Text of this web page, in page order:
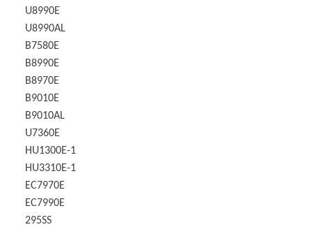
U8990E
U8990AL
B7580E
B8990E
B8970E
B9010E
B9010AL
U7360E
HU1300E-1
HU3310E-1
EC7970E
EC7990E
295SS